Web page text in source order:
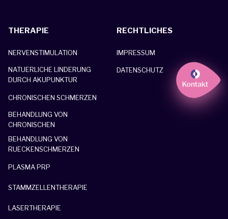
THERAPIE
NERVENSTIMULATION
NATUERLICHE LINDERUNG
DURCH AKUPUNKTUR
CHRONISCHEN SCHMERZEN
BEHANDLUNG VON
CHRONISCHEN
BEHANDLUNG VON
RUECKENSCHMERZEN
PLASMA PRP
STAMMZELLENTHERAPIE
LASERTHERAPIE
RECHTLICHES
IMPRESSUM
DATENSCHUTZ